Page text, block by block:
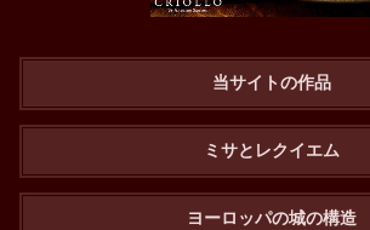
当サイトの作品
ミサとレクイエム
ヨーロッパの城の構造